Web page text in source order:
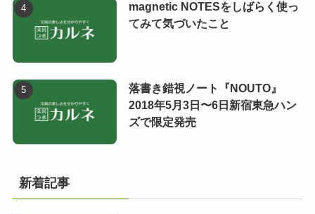
magnetic NOTESをしばらく使っ
てみて気づいたこと
落書き錯視ノート『NOUTO』
2018年5月3日〜6日新宿東急ハン
ズで限定発売
新着記事